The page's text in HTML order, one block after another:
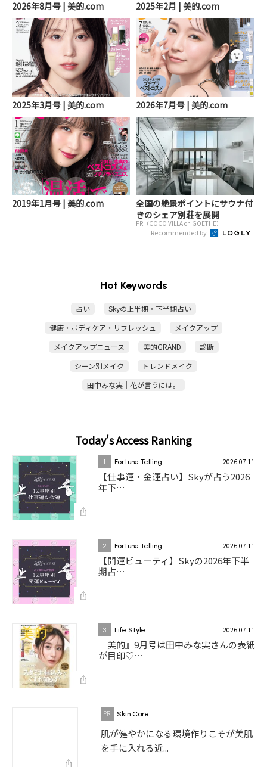
2026年8月号 | 美的.com 2025年2月 | 美的.com
2025年3月号 | 美的.com 2026年7月号 | 美的.com
2019年1月号 | 美的.com
全国の絶景ポイントにサウナ付
きのシェア別荘を展開
PR（COCO VILLA on GOETHE）
Recommended by
Hot Keywords
占い
Skyの上半期・下半期占い
健康・ボディケア・リフレッシュ
メイクアップ
メイクアップニュース
美的GRAND
診断
シーン別メイク
トレンドメイク
田中みな実｜花が言うには。
Today's Access Ranking
1 Fortune Telling 2026.07.11
【仕事運・金運占い】Skyが占う2026
年下…
2 Fortune Telling 2026.07.11
【開運ビューティ】Skyの2026年下半
期占…
3 Life Style 2026.07.11
『美的』9月号は田中みな実さんの表紙
が目印♡…
Skin Care
肌が健やかになる環境作りこそが美肌
を手に入れる近...